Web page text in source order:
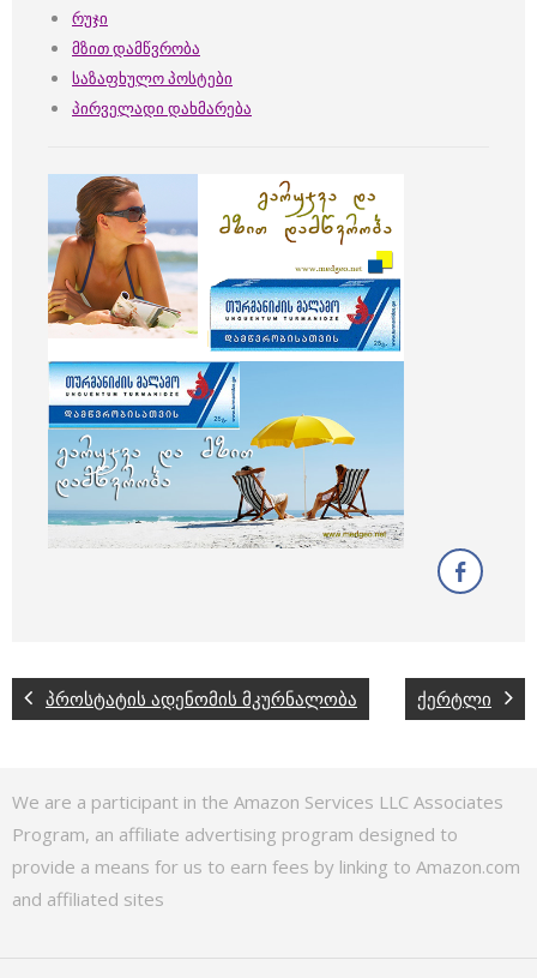
რუჯი
მზით დამწვრობა
საზაფხულო პოსტები
პირველადი დახმარება
პროსტატის ადენომის მკურნალობა ქერტლი
We are a participant in the Amazon Services LLC Associates
Program, an affiliate advertising program designed to
provide a means for us to earn fees by linking to Amazon.com
and affiliated sites